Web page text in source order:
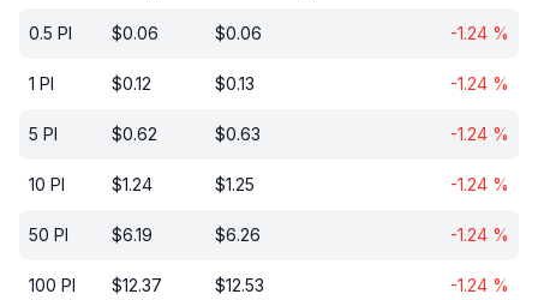
0.5 PI $0.06 $0.06 -1.24 %
1 PI $0.12 $0.13 -1.24 %
5 PI $0.62 $0.63 -1.24 %
10 PI $1.24 $1.25 -1.24 %
50 PI $6.19 $6.26 -1.24 %
100 PI $12.37 $12.53 -1.24 %